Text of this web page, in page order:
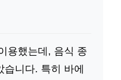
용했는데, 음식 종
습니다. 특히 바에